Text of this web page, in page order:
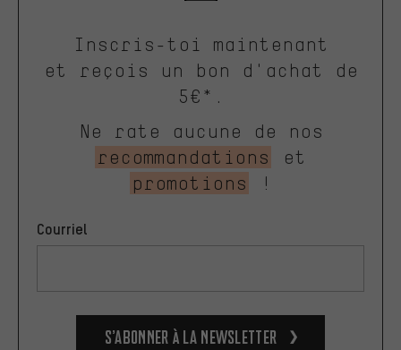
Inscris-toi maintenant
et reçois un bon d'achat de
5€*.
Ne rate aucune de nos
recommandations
et
promotions
!
Courriel
S’abonner à la newsletter